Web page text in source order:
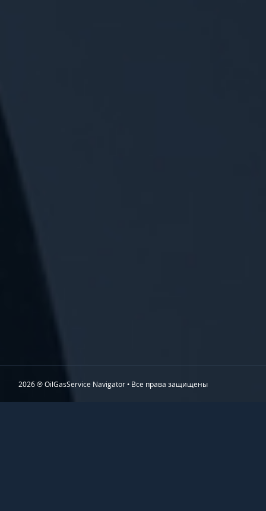
2026 ® OilGasService Navigator • Все права защищены